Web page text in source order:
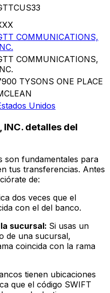
COMMUNICATIONS,
COMMUNICATIONS,
TYSONS ONE PLACE
Unidos
INC. detalles del
son fundamentales para
tus transferencias. Antes
de:
dos veces que el
con el del banco.
sucursal: Si usas un
de una sucursal,
coincida con la rama
tienen ubicaciones
que el código SWIFT